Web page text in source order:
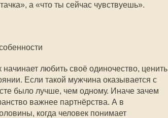
а «что ты сейчас чувствуешь».
любить своё одиночество, ценить
Если такой мужчина оказывается с
было лучше, чем одному. Иначе зачем
важнее партнёрства. А в
когда человек понимает